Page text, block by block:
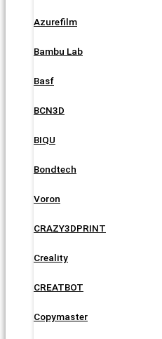
Azurefilm
Bambu Lab
Basf
BCN3D
BIQU
Bondtech
Voron
CRAZY3DPRINT
Creality
CREATBOT
Copymaster